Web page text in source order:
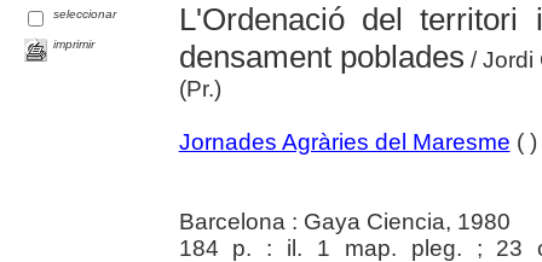
seleccionar
imprimir
L'Ordenació del territori
densament poblades / Jordi
(Pr.)
Jornades Agràries del Maresme ( )
Barcelona : Gaya Ciencia, 1980
184 p. : il. 1 map. pleg. ; 23